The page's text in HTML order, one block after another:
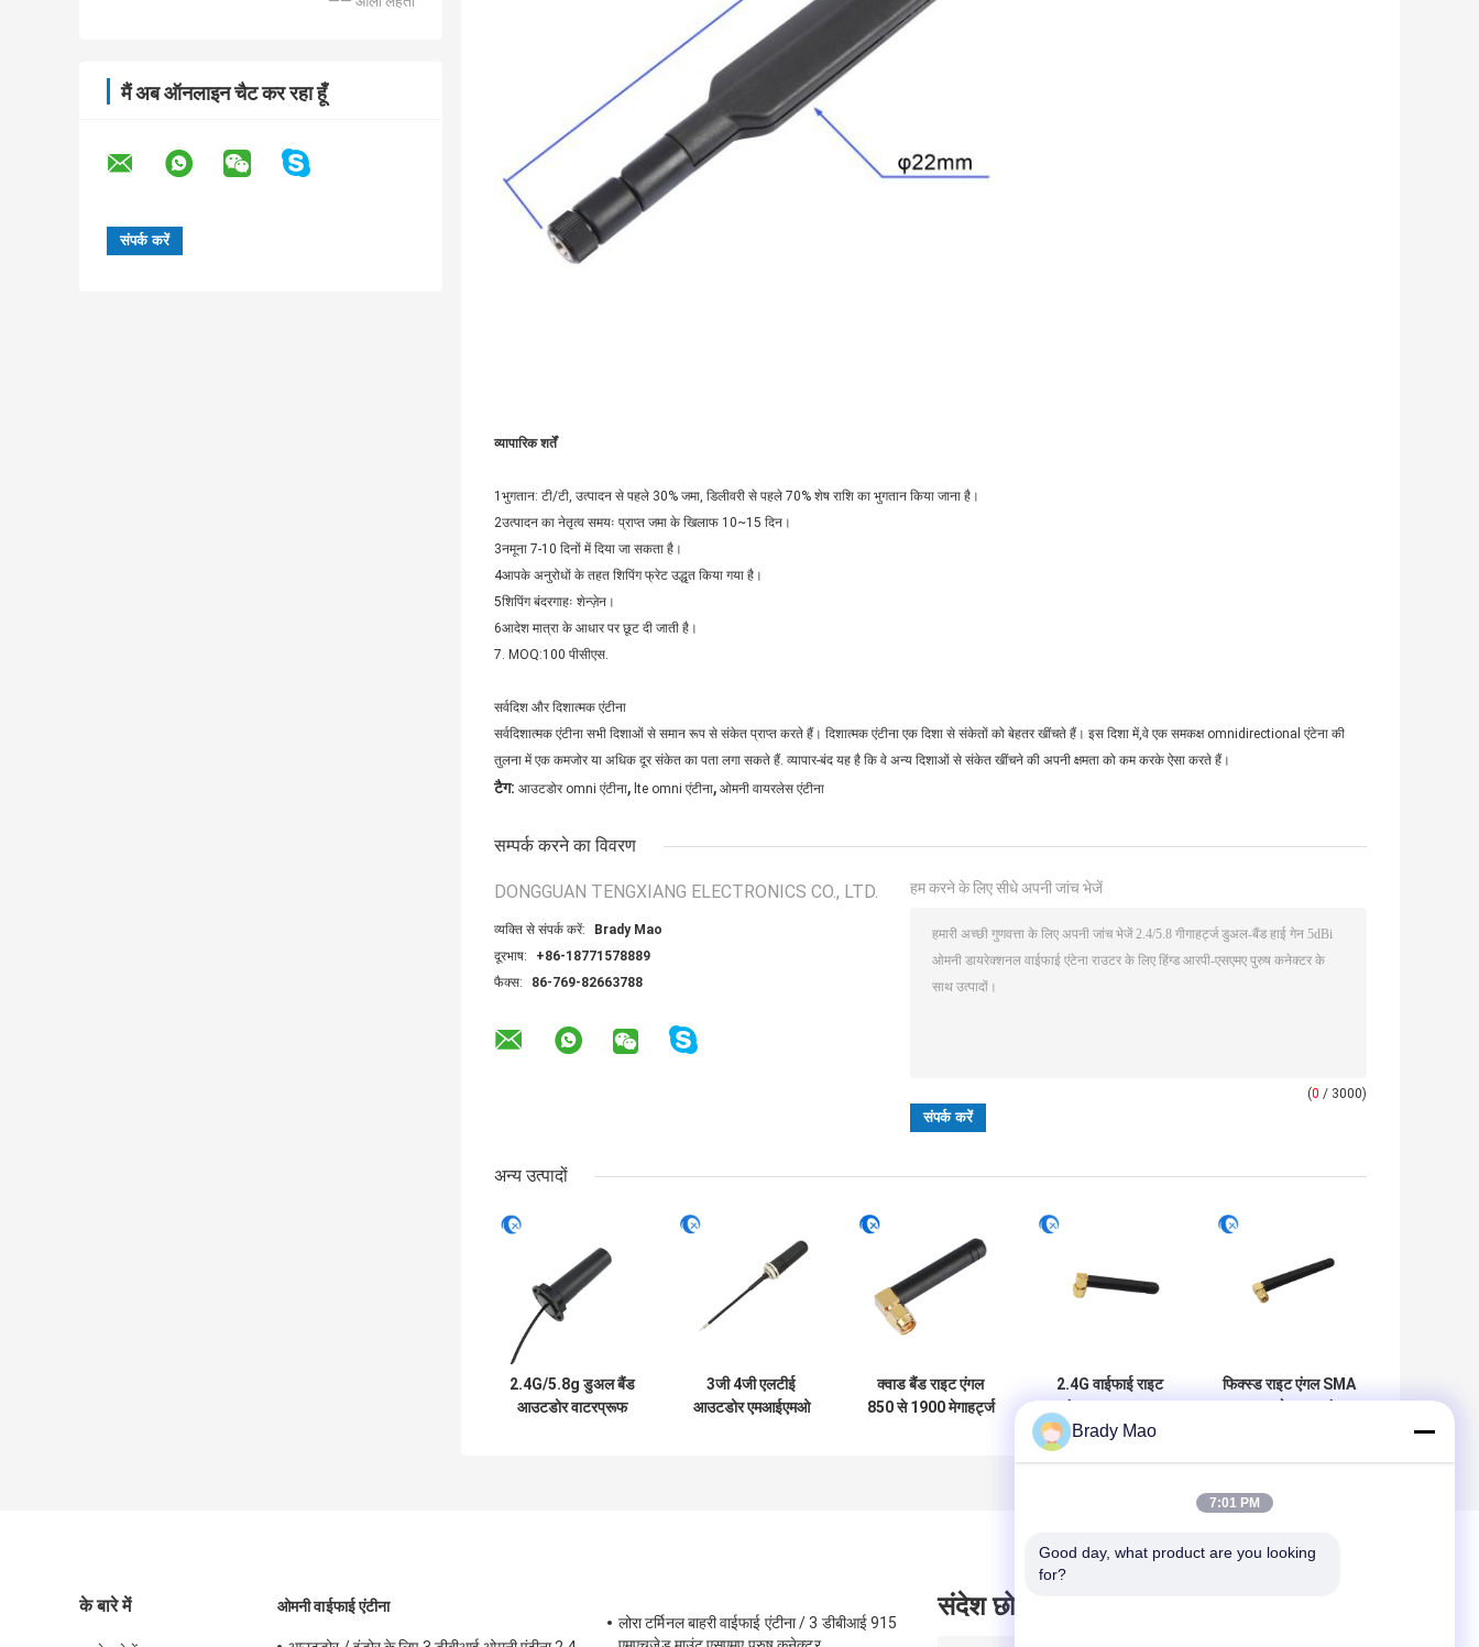
मैं अब ऑनलाइन चैट कर रहा हूँ
व्यापारिक शर्तें
1भुगतान: टी/टी, उत्पादन से पहले 30% जमा, डिलीवरी से पहले 70% शेष राशि का भुगतान किया जाना है।
2उत्पादन का नेतृत्व समयः प्राप्त जमा के खिलाफ 10~15 दिन।
3नमूना 7-10 दिनों में दिया जा सकता है।
4आपके अनुरोधों के तहत शिपिंग फ्रेट उद्धृत किया गया है।
5शिपिंग बंदरगाहः शेन्ज़ेन।
6आदेश मात्रा के आधार पर छूट दी जाती है।
7. MOQ:100 पीसीएस.
सर्वदिश और दिशात्मक एंटीना
सर्वदिशात्मक एंटीना सभी दिशाओं से समान रूप से संकेत प्राप्त करते हैं। दिशात्मक एंटीना एक दिशा से संकेतों को बेहतर खींचते हैं। इस दिशा में,वे एक समकक्ष omnidirectional एंटेना की
तुलना में एक कमजोर या अधिक दूर संकेत का पता लगा सकते हैं. व्यापार-बंद यह है कि वे अन्य दिशाओं से संकेत खींचने की अपनी क्षमता को कम करके ऐसा करते हैं।
टैग: आउटडोर omni एंटीना, lte omni एंटीना, ओमनी वायरलेस एंटीना
सम्पर्क करने का विवरण
DONGGUAN TENGXIANG ELECTRONICS CO., LTD.
व्यक्ति से संपर्क करें:
Brady Mao
दूरभाष:
+86-18771578889
फैक्स:
86-769-82663788
हम करने के लिए सीधे अपनी जांच भेजें
(0 / 3000)
अन्य उत्पादों
2.4G/5.8g डुअल बैंड
आउटडोर वाटरप्रूफ
3जी 4जी एलटीई
आउटडोर एमआईएमओ
क्वाड बैंड राइट एंगल
850 से 1900 मेगाहर्ट्ज
2.4G वाईफाई राइट
कनेक्टर हाई गेन 2dBi
जीएसएम रूटर के लिए
फिक्स्ड राइट एंगल SMA
के बारे में ओमनी वाईफाई एंटीना
लोरा टर्मिनल बाहरी वाईफाई एंटीना / 3 डीबीआई 915
संदेश छोड़ दो
Brady Mao
7:01 PM
Good day, what product are you looking
for?